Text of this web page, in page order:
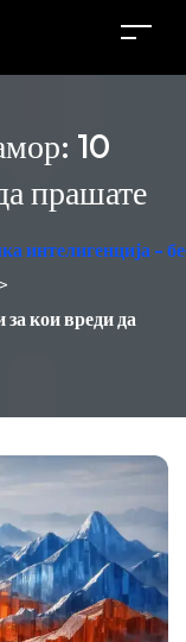
10
прашате
интелигенција -
>
за кои вреди да